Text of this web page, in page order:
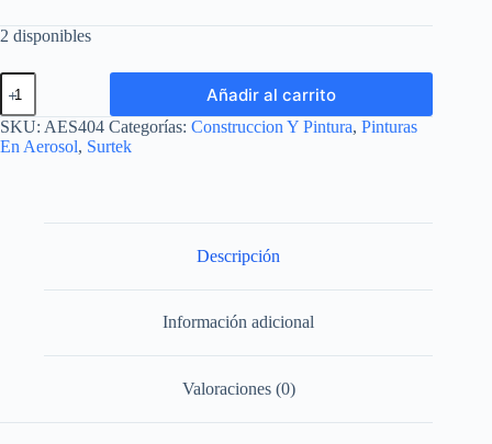
2 disponibles
Pintura
en
aerosol
400
ml
Añadir al carrito
SKU: AES404 Categorías: Construccion Y Pintura, Pinturas
En Aerosol, Surtek
Descripción
Información adicional
Valoraciones (0)